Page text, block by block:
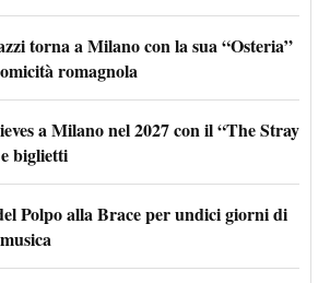
torna a Milano con la sua “Osteria”
romagnola
a Milano nel 2027 con il “The Stray
biglietti
Polpo alla Brace per undici giorni di